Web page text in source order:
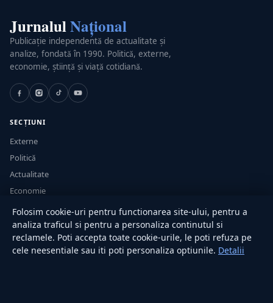
JurnalulNațional
Publicație independentă de actualitate și
analize, fondată în 1990. Politică, externe,
economie, știință și viață cotidiană.
SECȚIUNI
Externe
Politică
Actualitate
Economie
Sănătate
Utile
RUBRICI
Folosim cookie-uri pentru functionarea site-ului, pentru a
analiza traficul si pentru a personaliza continutul si
reclamele. Poti accepta toate cookie-urile, le poti refuza pe
cele neesentiale sau iti poti personaliza optiunile. Detalii